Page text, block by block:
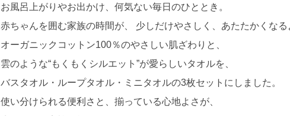
お風呂上がりやお出かけ、何気ない毎日のひととき。
赤ちゃんを囲む家族の時間が、 少しだけやさしく、あたたかくな
オーガニックコットン100％のやさしい肌ざわりと、
雲のような“もくもくシルエット”が愛らしいタオルを、
バスタオル・ループタオル・ミニタオルの3枚セットにしました。
使い分けられる便利さと、揃っている心地よさが、